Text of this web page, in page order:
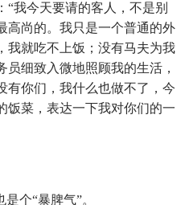
“我今天要请的客人，不是别
高尚的。我只是一个普通的外
我就吃不上饭；没有马夫为我
细致入微地照顾我的生活，
你们，我什么也做不了，今
饭菜，表达一下我对你们的一
个“暴脾气”。